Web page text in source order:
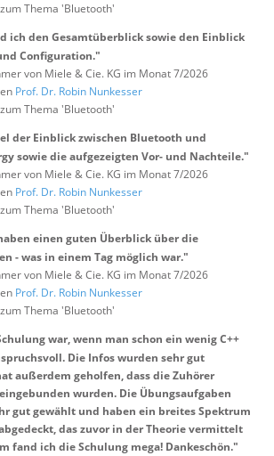
Thema 'Bluetooth'
ich den Gesamtüberblick sowie den Einblick
Configuration."
von Miele & Cie. KG im Monat 7/2026
Prof. Dr. Robin Nunkesser
Thema 'Bluetooth'
der Einblick zwischen Bluetooth und
sowie die aufgezeigten Vor- und Nachteile."
von Miele & Cie. KG im Monat 7/2026
Prof. Dr. Robin Nunkesser
Thema 'Bluetooth'
einen guten Überblick über die
- was in einem Tag möglich war."
von Miele & Cie. KG im Monat 7/2026
Prof. Dr. Robin Nunkesser
Thema 'Bluetooth'
war, wenn man schon ein wenig C++
Die Infos wurden sehr gut
außerdem geholfen, dass die Zuhörer
wurden. Die Übungsaufgaben
gut gewählt und haben ein breites Spektrum
das zuvor in der Theorie vermittelt
fand ich die Schulung mega! Dankeschön."